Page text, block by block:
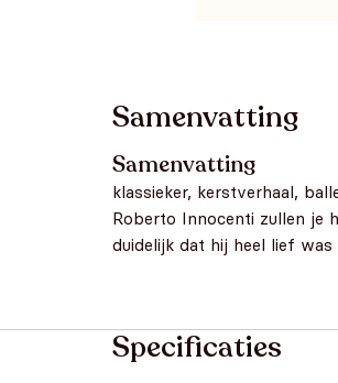
Samenvatting
Samenvatting
klassieker, kerstverhaal,
Roberto Innocenti zullen je
duidelijk dat hij heel lief
Specificaties